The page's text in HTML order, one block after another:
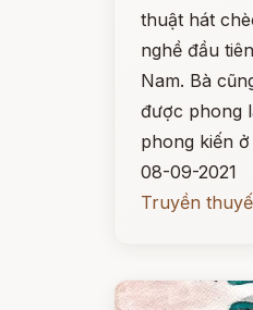
thuật hát
nghề đầu
Nam. Bà
được phong
phong kiến
08-09-2021
Truyền